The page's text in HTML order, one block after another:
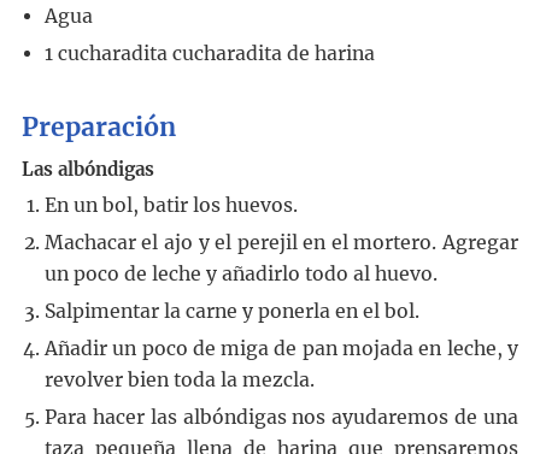
Agua
1 cucharadita cucharadita de harina
Preparación
Las albóndigas
En un bol, batir los huevos.
Machacar el ajo y el perejil en el mortero. Agregar
un poco de leche y añadirlo todo al huevo.
Salpimentar la carne y ponerla en el bol.
Añadir un poco de miga de pan mojada en leche, y
revolver bien toda la mezcla.
Para hacer las albóndigas nos ayudaremos de una
taza pequeña llena de harina que prensaremos